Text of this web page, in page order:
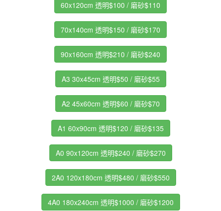
60x120cm 透明$100 / 磨砂$110
70x140cm 透明$150 / 磨砂$170
90x160cm 透明$210 / 磨砂$240
A3 30x45cm 透明$50 / 磨砂$55
A2 45x60cm 透明$60 / 磨砂$70
A1 60x90cm 透明$120 / 磨砂$135
A0 90x120cm 透明$240 / 磨砂$270
2A0 120x180cm 透明$480 / 磨砂$550
4A0 180x240cm 透明$1000 / 磨砂$1200